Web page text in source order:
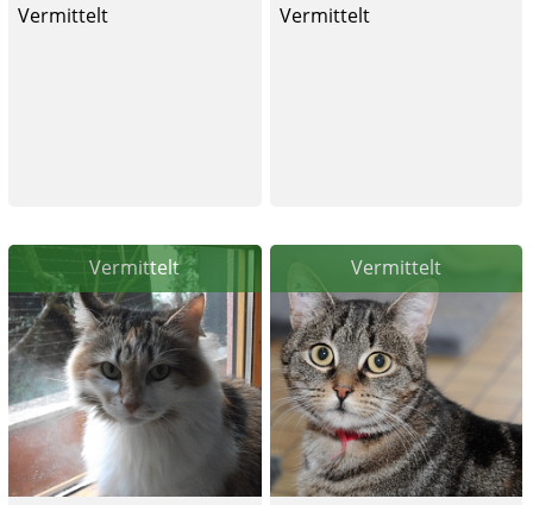
Vermittelt
Vermittelt
Vermittelt Vermittelt